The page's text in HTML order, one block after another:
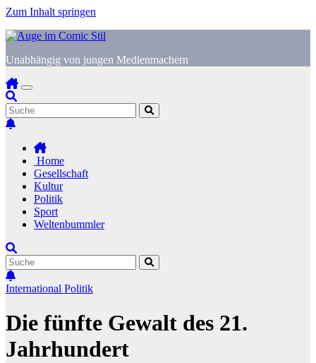
Zum Inhalt springen
Unabhängig von jungen Medienmachern
Home
Gesellschaft
Kultur
Politik
Sport
Weltenbummler
International Politik
Die fünfte Gewalt des 21.
Jahrhundert